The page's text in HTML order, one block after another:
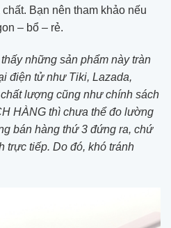
Bạn nên tham khảo nếu
– bổ – rẻ.
những sản phẩm này tràn
điện tử như Tiki, Lazada,
lượng cũng như chính sách
HÀNG thì chưa thể đo lường
bán hàng thứ 3 đứng ra, chứ
trực tiếp. Do đó, khó tránh